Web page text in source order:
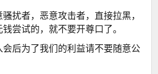
扰者，恶意攻击者，直接拉黑，
尝试的，就不要开尊口了。
后为了我们的利益请不要随意公